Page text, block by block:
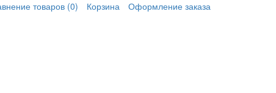
товаров (0) Корзина Оформление заказа